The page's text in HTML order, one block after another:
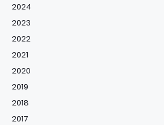
2024
2023
2022
2021
2020
2019
2018
2017